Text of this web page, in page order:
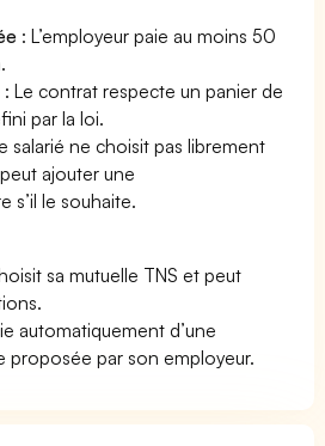
: L’employeur paie au moins 50
: Le contrat respecte un panier de
par la loi.
salarié ne choisit pas librement
ajouter une
s’il le souhaite.
sa mutuelle TNS et peut
automatiquement d’une
proposée par son employeur.